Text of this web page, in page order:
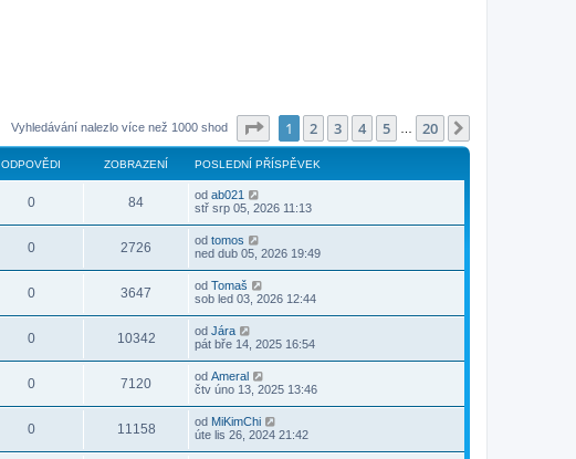
Vyhledávání nalezlo více než 1000 shod Stránka z
1 2 3 4 5 20
ODPOVĚDI ZOBRAZENÍ POSLEDNÍ PŘÍSPĚVEK
0 84 od ab021
stř srp 05, 2026 11:13
0 2726 od tomos
ned dub 05, 2026 19:49
0 3647 od Tomaš
sob led 03, 2026 12:44
0 10342 od Jára
pát bře 14, 2025 16:54
0 7120 od Ameral
čtv úno 13, 2025 13:46
0 11158 od MiKimChi
úte lis 26, 2024 21:42